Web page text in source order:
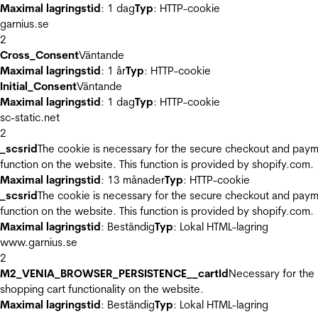
Maximal lagringstid: 1 dagTyp: HTTP-cookie
garnius.se
2
Cross_ConsentVäntande
Maximal lagringstid: 1 årTyp: HTTP-cookie
Initial_ConsentVäntande
Maximal lagringstid: 1 dagTyp: HTTP-cookie
sc-static.net
2
_scsridThe cookie is necessary for the secure checkout and
function on the website. This function is provided by shopify.com.
Maximal lagringstid: 13 månaderTyp: HTTP-cookie
_scsridThe cookie is necessary for the secure checkout and
function on the website. This function is provided by shopify.com.
Maximal lagringstid: BeständigTyp: Lokal HTML-lagring
www.garnius.se
2
M2_VENIA_BROWSER_PERSISTENCE__cartIdNecessary for the
shopping cart functionality on the website.
Maximal lagringstid: BeständigTyp: Lokal HTML-lagring